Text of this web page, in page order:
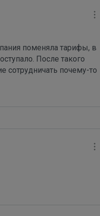
поменяла тарифы, в
После такого
сотрудничать почему-то